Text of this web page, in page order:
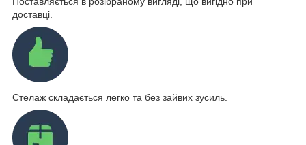
доставці.
Стелаж складається легко та без зайвих зусиль.